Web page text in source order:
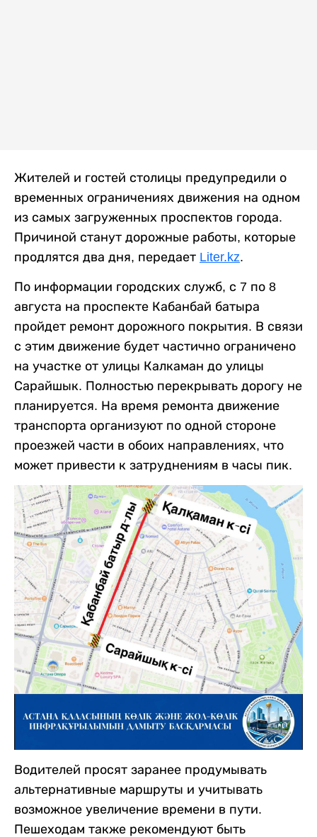
Жителей и гостей столицы предупредили о
временных ограничениях движения на одном
из самых загруженных проспектов города.
Причиной станут дорожные работы, которые
продлятся два дня, передает Liter.kz.
По информации городских служб, с 7 по 8
августа на проспекте Кабанбай батыра
пройдет ремонт дорожного покрытия. В связи
с этим движение будет частично ограничено
на участке от улицы Калкаман до улицы
Сарайшык. Полностью перекрывать дорогу не
планируется. На время ремонта движение
транспорта организуют по одной стороне
проезжей части в обоих направлениях, что
может привести к затруднениям в часы пик.
Водителей просят заранее продумывать
альтернативные маршруты и учитывать
возможное увеличение времени в пути.
Пешеходам также рекомендуют быть